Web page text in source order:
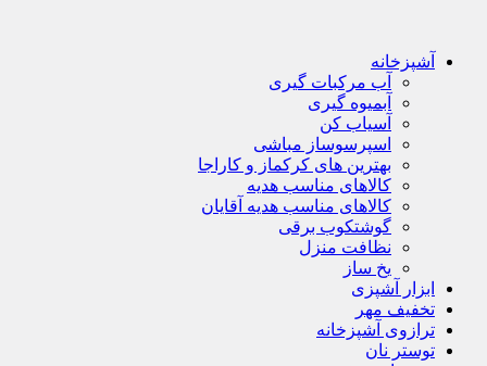
آشپزخانه
آب مرکبات گیری
آبمیوه گیری
آسیاب کن
اسپرسوساز مباشی
بهترین های کرکماز و کاراجا
کالاهای مناسب هدیه
کالاهای مناسب هدیه آقایان
گوشتکوب برقی
نظافت منزل
یخ ساز
ابزار آشپزی
تخفیف مهر
ترازوی آشپزخانه
توستر نان